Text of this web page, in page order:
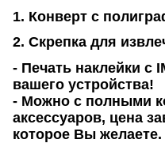
1. Конверт с
2. Скрепка для
- Печать наклейки с
вашего устройства!
- Можно с полными
аксессуаров, цена
которое Вы желаете.